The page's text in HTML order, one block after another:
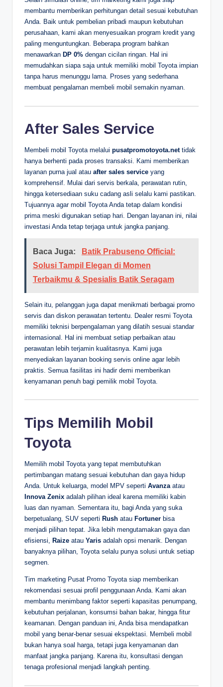
membantu memberikan perhitungan detail sesuai kebutuhan
Anda. Baik untuk pembelian pribadi maupun kebutuhan
perusahaan, kami akan menyesuaikan program kredit yang
paling menguntungkan. Beberapa program bahkan
menawarkan DP 0% dengan cicilan ringan. Hal ini
memudahkan siapa saja untuk memiliki mobil Toyota impian
tanpa harus menunggu lama. Proses yang sederhana
membuat pengalaman membeli mobil semakin nyaman.
After Sales Service
Membeli mobil Toyota melalui pusatpromotoyota.nettidak
hanya berhenti pada proses transaksi. Kami memberikan
layanan purna jual atau after sales service yang
komprehensif. Mulai dari servis berkala, perawatan rutin,
hingga ketersediaan suku cadang asli selalu kami pastikan.
Tujuannya agar mobil Toyota Anda tetap dalam kondisi
prima meski digunakan setiap hari. Dengan layanan ini, nilai
investasi Anda tetap terjaga untuk jangka panjang.
Baca Juga:
Batik Prabuseno Official:
Solusi Tampil Elegan di Momen
Terbaikmu & Spesialis Batik Seragam
Selain itu, pelanggan juga dapat menikmati berbagai promo
servis dan diskon perawatan tertentu. Dealer resmi Toyota
memiliki teknisi berpengalaman yang dilatih sesuai standar
internasional. Hal ini membuat setiap perbaikan atau
perawatan lebih terjamin kualitasnya. Kami juga
menyediakan layanan booking servis online agar lebih
praktis. Semua fasilitas ini hadir demi memberikan
kenyamanan penuh bagi pemilik mobil Toyota.
Tips Memilih Mobil
Toyota
Memilih mobil Toyota yang tepat membutuhkan
pertimbangan matang sesuai kebutuhan dan gaya hidup
Anda. Untuk keluarga, model MPV seperti Avanzaatau
Innova Zenix adalah pilihan ideal karena memiliki kabin
luas dan nyaman. Sementara itu, bagi Anda yang suka
berpetualang, SUV seperti Rush atau Fortuner bisa
menjadi pilihan tepat. Jika lebih mengutamakan gaya dan
efisiensi, Raize atau Yaris adalah opsi menarik. Dengan
banyaknya pilihan, Toyota selalu punya solusi untuk setiap
segmen.
Tim marketing Pusat Promo Toyota siap memberikan
rekomendasi sesuai profil penggunaan Anda. Kami akan
membantu menimbang faktor seperti kapasitas penumpang,
kebutuhan perjalanan, konsumsi bahan bakar, hingga fitur
keamanan. Dengan panduan ini, Anda bisa mendapatkan
mobil yang benar-benar sesuai ekspektasi. Membeli mobil
bukan hanya soal harga, tetapi juga kenyamanan dan
manfaat jangka panjang. Karena itu, konsultasi dengan
tenaga profesional menjadi langkah penting.